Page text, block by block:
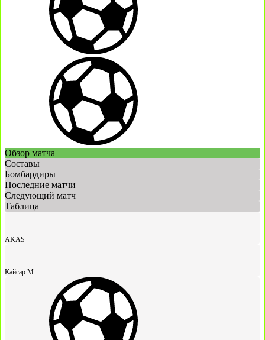
Обзор матча
Составы
Бомбардиры
Последние матчи
Следующий матч
Таблица
AKAS
Кайсар М